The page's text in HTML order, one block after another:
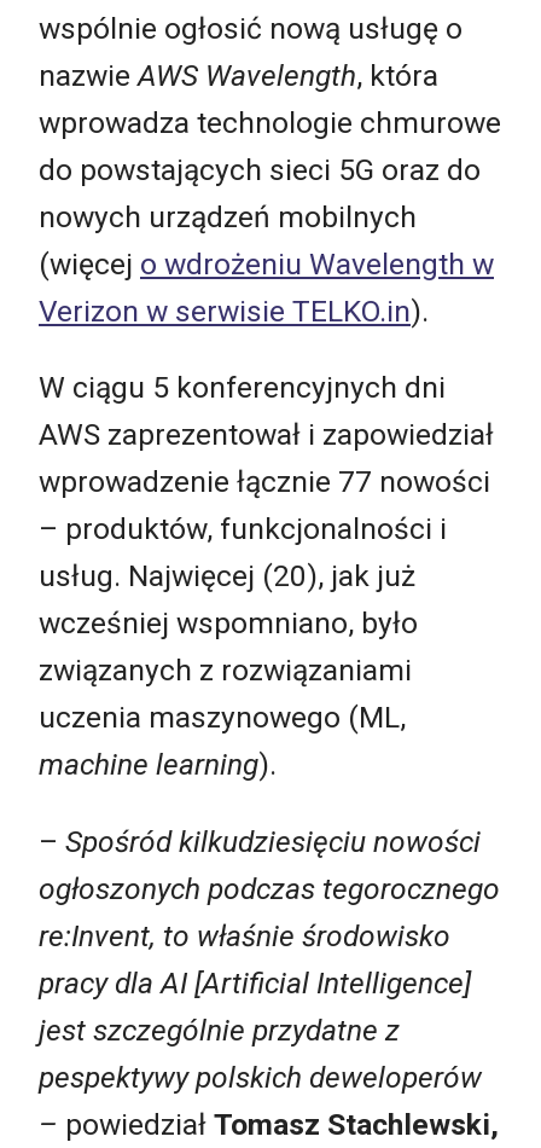
wspólnie ogłosić nową usługę o
nazwieAWS Wavelength, która
wprowadza technologie chmurowe
do powstających sieci 5G oraz do
nowych urządzeń mobilnych
(więcej o wdrożeniu Wavelength w
Verizon w serwisie TELKO.in).
W ciągu 5 konferencyjnych dni
AWS zaprezentował i zapowiedział
wprowadzenie łącznie 77 nowości
– produktów, funkcjonalności i
usług. Najwięcej (20), jak już
wcześniej wspomniano, było
związanych z rozwiązaniami
uczenia maszynowego (ML,
machine learning).
– Spośród kilkudziesięciu nowości
ogłoszonych podczas tegorocznego
re:Invent, to właśnie środowisko
pracy dla AI [Artificial Intelligence]
jest szczególnie przydatne z
pespektywy polskich deweloperów
– powiedział Tomasz Stachlewski,